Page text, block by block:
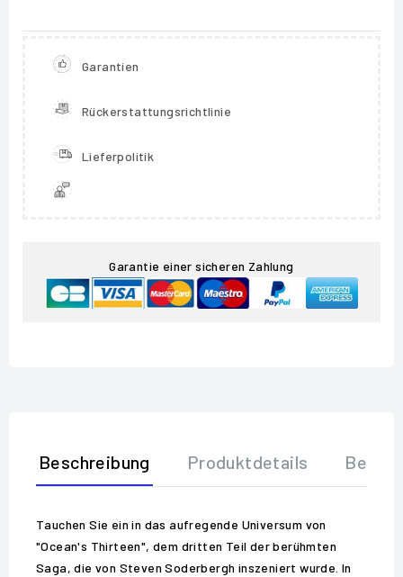
Garantien
Rückerstattungsrichtlinie
Lieferpolitik
Garantie einer sicheren Zahlung
Beschreibung Produktdetails
Tauchen Sie ein in das aufregende Universum von
"Ocean's Thirteen", dem dritten Teil der berühmten
Saga, die von Steven Soderbergh inszeniert wurde. In